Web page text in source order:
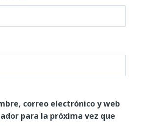
correo electrónico y web
para la próxima vez que